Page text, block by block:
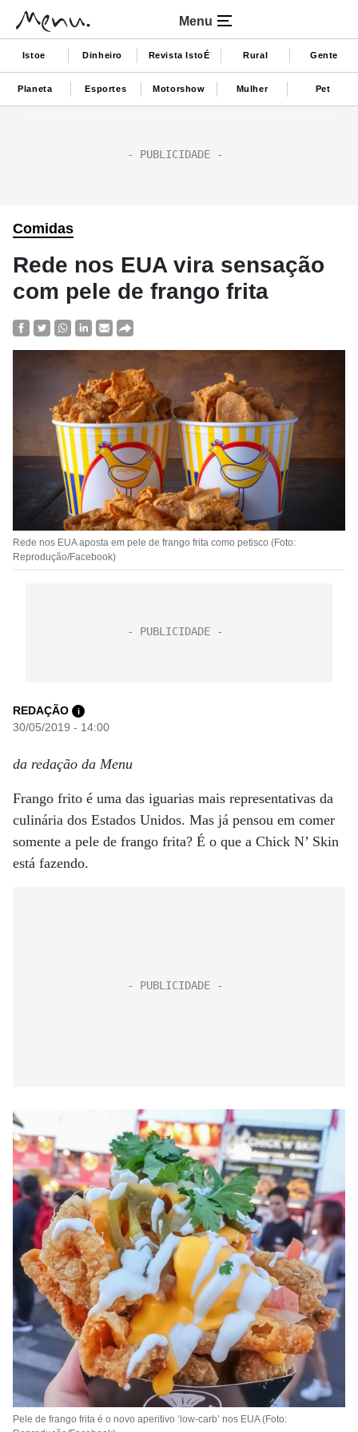
Menu
Istoe Dinheiro Revista IstoÉ Rural Gente
Planeta Esportes Motorshow Mulher Pet
Comidas
Rede nos EUA vira sensação
com pele de frango frita
Rede nos EUA aposta em pele de frango frita como petisco (Foto:
Reprodução/Facebook)
REDAÇÃO i
30/05/2019 - 14:00
da redação da Menu
Frango frito é uma das iguarias mais representativas da
culinária dos Estados Unidos. Mas já pensou em comer
somente a pele de frango frita? É o que a Chick N’ Skin
está fazendo.
Pele de frango frita é o novo aperitivo ‘low-carb’ nos EUA (Foto: